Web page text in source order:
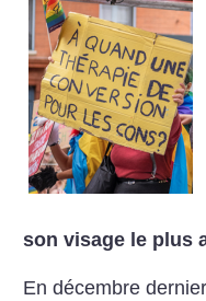
son visage le plus
En décembre